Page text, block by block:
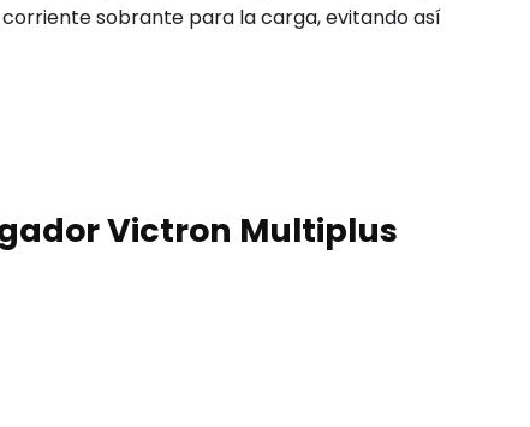
sobrante para la carga, evitando así
Victron Multiplus